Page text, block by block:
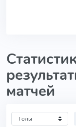
матчей